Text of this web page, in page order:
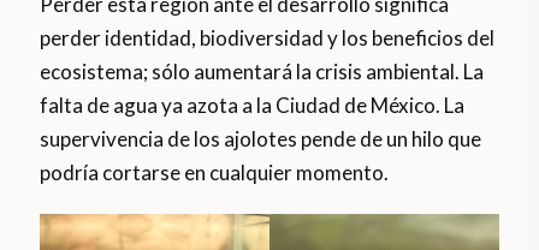
perder identidad, biodiversidad y los beneficios del
ecosistema; sólo aumentará la crisis ambiental. La
falta de agua ya azota a la Ciudad de México. La
supervivencia de los ajolotes pende de un hilo que
podría cortarse en cualquier momento.